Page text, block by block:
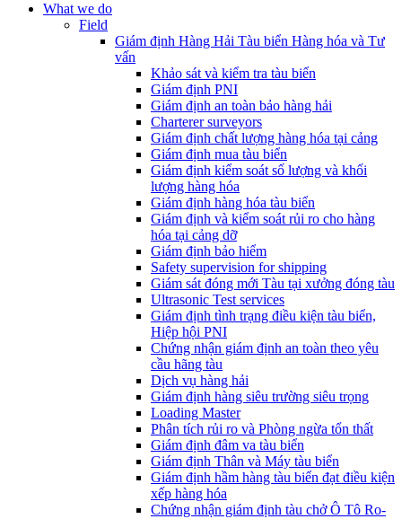
What we do
Field
Giám định Hàng Hải Tàu biển Hàng hóa và Tư
vấn
Khảo sát và kiểm tra tàu biển
Giám định PNI
Giám định an toàn bảo hàng hải
Charterer surveyors
Giám định chất lượng hàng hóa tại cảng
​Giám định mua tàu biển
Giám định kiểm soát số lượng và khối
lượng hàng hóa
Giám định hàng hóa tàu biển
Giám định và kiểm soát rủi ro cho hàng
hóa tại cảng dỡ
Giám định bảo hiểm
Safety supervision for shipping
Giám sát đóng mới Tàu tại xưởng đóng tàu
Ultrasonic Test services
Giám định tình trạng điều kiện tàu biển,
Hiệp hội PNI
Chứng nhận giám định an toàn theo yêu
cầu hãng tàu
Dịch vụ hàng hải
Giám định hàng siêu trường siêu trọng
Loading Master
Phân tích rủi ro và Phòng ngừa tổn thất
​Giám định đâm va tàu biển
Giám định Thân và Máy tàu biển
​Giám định hầm hàng tàu biển đạt điều kiện
xếp hàng hóa
Chứng nhận giám định tàu chở Ô Tô Ro-